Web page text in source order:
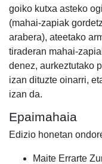
goiko kutxa asteko
(mahai-zapiak
arabera), ateetako
tiraderan mahai-
denez, aurkeztutako
izan dituzte oinarri,
izan da.
Epaimahaia
Edizio honetan
Maite Errarte